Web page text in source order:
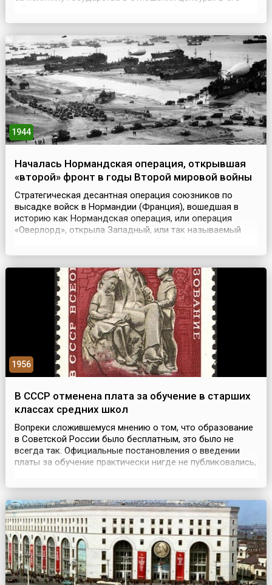
предназначенных к публикации литературных
составление списков произведений печати,
запрещенных к опублико...
1944
Началась Нормандская операция, открывшая
«второй» фронт в годы Второй мировой войны
Стратегическая десантная операция союзников по
высадке войск в Нормандии (Франция), вошедшая в
историю как Нормандская операция, или операция
«Оверлорд», открыла Западный, или так называемый
По масштабу и количеству участвовавших в ней
она считается крупнейшей десантной операцией Второй
1956
В СССР отменена плата за обучение в старших
классах средних школ
Вопреки сложившемуся мнению о том, что образование
в Советской России было бесплатным, это было не
всегда так. Официальные постановления о введении
платы за обучение практически нигде не публиковались,
грифом «секретно». 26 октября 1940 года было введено
обучения в старших классах средних школ и в...